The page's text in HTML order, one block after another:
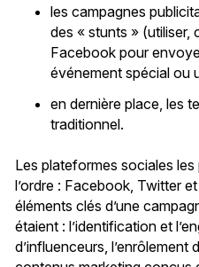
les campagnes
des « stunts » (utiliser,
Facebook pour
événement spécial ou
en dernière place, les
traditionnel.
Les plateformes sociales
l’ordre : Facebook, Twitter
éléments clés d’une
étaient : l’identification et
d’influenceurs, l’enrôlement